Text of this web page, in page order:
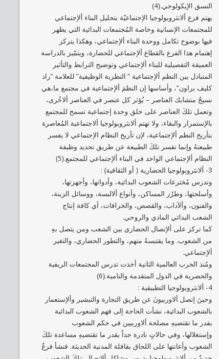
النسق الإيكولوجي.(4)
يهتم فرع ألانثروبولوجيا الإجتماعيّة بتحليل البناء ألإجتماعي
للمجتمعات الإنسانية وخاصة المُجتمعات البدائية التي يظهر
فيها بوضوح تكامل ووحدة البناء ألإجتماعي، وهكذا يتركز
إهتمام هذا الفرع بالقطاع ألإجتماعي للحضارة، ويتمّيز بالدراسة
العميقة التفصيلية للبناء ألإجتماعي وتوضيح الترابط والتأثير
المتبادل بين النظم ألإجتماعية ” النظرية الوظيفية” للعلامة “راد
كليف براون”، وأساسها إن النظمَ ألإجتماعية في مجتمع ما،هي
نسيجٌ متشابك العناصر – يُؤثر كل عنصر في العناصر ألاخُرى،
وتعمل تلكَ العناصر على خلق وحدة إجتماعية تسمح للمجتمع
بالإستمرار والبقاء، ولا تهتم ألانثروبولوجيا ألاجتماعية المُعاصرة
بتأريخ النظم ألإجتماعية، لإن تأريخ النظام الإجتماعي لا يفسر
طبيعتهُ وإنما تفسر تلكَ الطبيعة عن طريق تحديد وظيفة
النظام ألإجتماعي الواحد في البناء ألإجتماعي للمجتمع.(5)
3- ألانثروبولوجيا الحضارية ( أو الثقافية) :
وتدرس مُخترعات الشعوب البدائية، وأدواتها، وأجهزتها،
وأسلحتها، وطرُز المساكن، وأنواع ألالبسة، ووسائل الزينة،
والفنون، وألآداب، والقصص، والخرافات، أي كافة إنتاج
الشعب البدائي المادي والروحي.
كما تركز على ألإتصال الحضاري بين الشعب ومن يتصل بهِ
من الشعوب. وما يقتبسهُ منهم، والتطور الحضاري، والتغير
ألإجتماعي.
ومُنذ الحرب العالمية الثانية أخذت تدرس المجتمعات الريفية
والحضرية في الدول المتقدمة والنامية.(6)
4- ألانثروبولوجيا التطبيقية :
وحينَ إتصل ألاوربيونَ عن طريق التجارة والتبشير وألإستعمار
بالشعوب البدائية، نشأت الحاجة إلى فهم الشعوب البدائية
بقدر ما تقتضيهِ مصلحة ألاوربيين في حكم الشعوب
وإستغلالها، وفي حالاتٍ نادرة جداً بقدر ما تقتضيهِ مساعدة تلكَ
الشعوب وأعانتها على اللحاق بقافلة المدنية الحديثة. فنشأ فرعٌ